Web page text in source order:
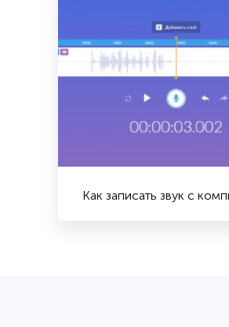
Как записать звук с